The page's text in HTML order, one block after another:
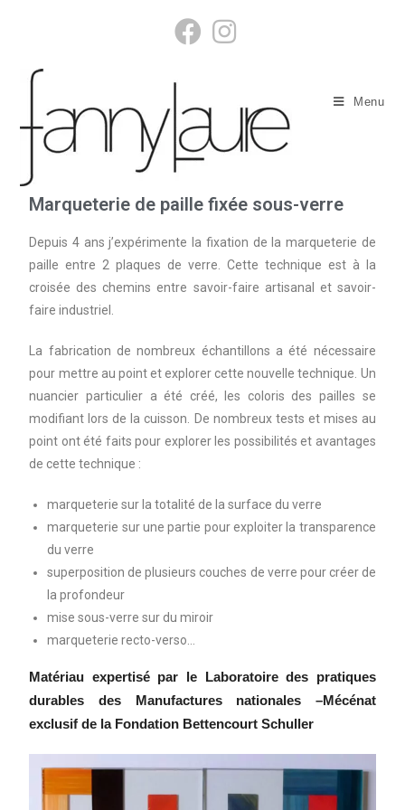
Menu
Marqueterie de paille fixée sous-verre
Depuis 4 ans j’expérimente la fixation de la marqueterie de
paille entre 2 plaques de verre. Cette technique est à la
croisée des chemins entre savoir-faire artisanal et savoir-
faire industriel.
La fabrication de nombreux échantillons a été nécessaire
pour mettre au point et explorer cette nouvelle technique. Un
nuancier particulier a été créé, les coloris des pailles se
modifiant lors de la cuisson.
De nombreux tests et mises au
point ont été faits pour explorer les possibilités et avantages
de cette technique :
marqueterie sur la totalité de la surface du verre
marqueterie sur une partie pour exploiter la transparence
du verre
superposition de plusieurs couches de verre pour créer de
la profondeur
mise sous-verre sur du miroir
marqueterie recto-verso…
Matériau expertisé par le Laboratoire des pratiques
durables des Manufactures nationales –Mécénat
exclusif de la Fondation Bettencourt Schuller